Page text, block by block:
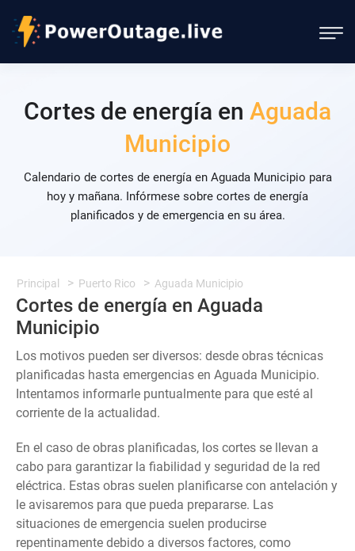
Cortes de energía en Aguada
Municipio
Calendario de cortes de energía en Aguada Municipio para
hoy y mañana. Infórmese sobre cortes de energía
planificados y de emergencia en su área.
Principal Puerto Rico Aguada Municipio
Cortes de energía en Aguada
Municipio
Los motivos pueden ser diversos: desde obras técnicas
planificadas hasta emergencias en Aguada Municipio.
Intentamos informarle puntualmente para que esté al
corriente de la actualidad.
En el caso de obras planificadas, los cortes se llevan a
cabo para garantizar la fiabilidad y seguridad de la red
eléctrica. Estas obras suelen planificarse con antelación y
le avisaremos para que pueda prepararse. Las
situaciones de emergencia suelen producirse
repentinamente debido a diversos factores, como